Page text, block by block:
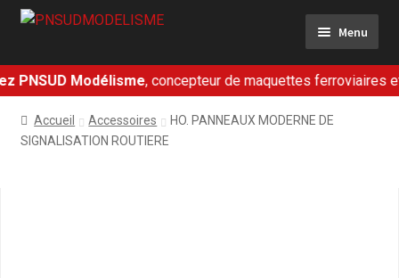
Aller
navigation
Aller
Menu
Ferroviaire
Militaire
Modélisme, concepteur de maquettes ferroviaires et
Accueil Accessoires
HO. PANNEAUX MODERNE DE
SIGNALISATION ROUTIERE